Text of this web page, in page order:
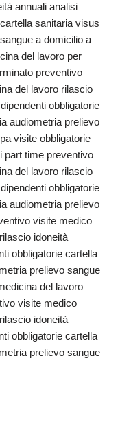
annuali analisi
sanitaria visus
a domicilio a
del lavoro per
preventivo
del lavoro rilascio
obbligatorie
audiometria prelievo
visite obbligatorie
part time preventivo
del lavoro rilascio
obbligatorie
audiometria prelievo
visite medico
idoneità
obbligatorie cartella
prelievo sangue
del lavoro
visite medico
idoneità
obbligatorie cartella
prelievo sangue